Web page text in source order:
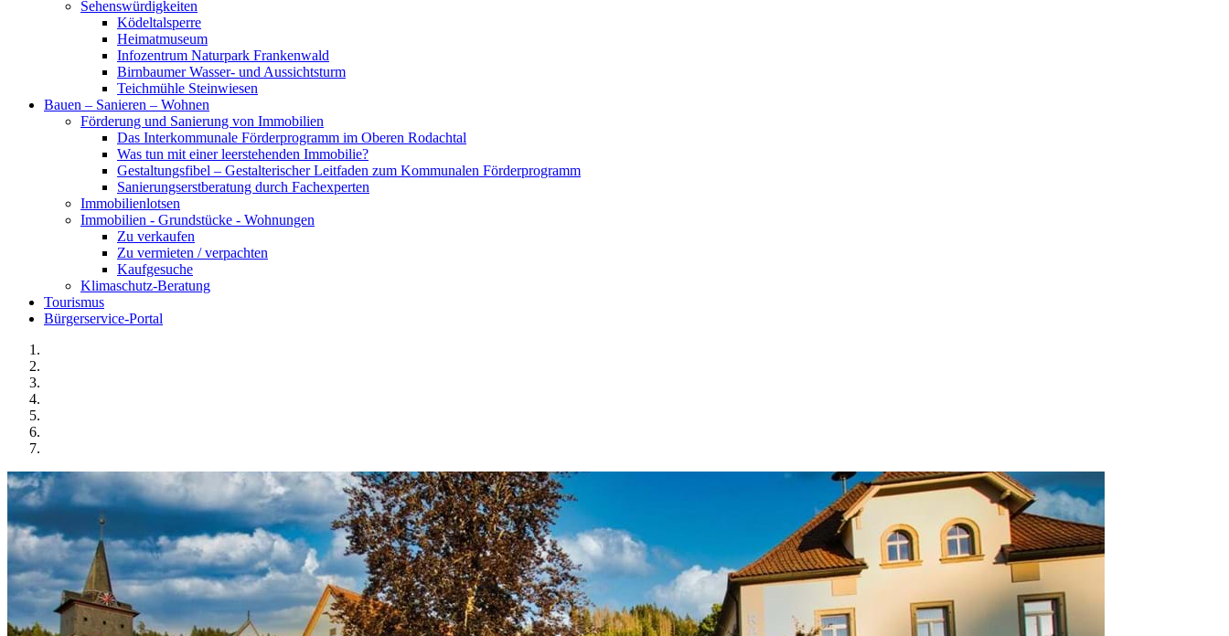
Sehenswürdigkeiten
Ködeltalsperre
Heimatmuseum
Infozentrum Naturpark Frankenwald
Birnbaumer Wasser- und Aussichtsturm
Teichmühle Steinwiesen
Bauen – Sanieren – Wohnen
Förderung und Sanierung von Immobilien
Das Interkommunale Förderprogramm im Oberen Rodachtal
Was tun mit einer leerstehenden Immobilie?
Gestaltungsfibel – Gestalterischer Leitfaden zum Kommunalen Förderprogramm
Sanierungserstberatung durch Fachexperten
Immobilienlotsen
Immobilien - Grundstücke - Wohnungen
Zu verkaufen
Zu vermieten / verpachten
Kaufgesuche
Klimaschutz-Beratung
Tourismus
Bürgerservice-Portal